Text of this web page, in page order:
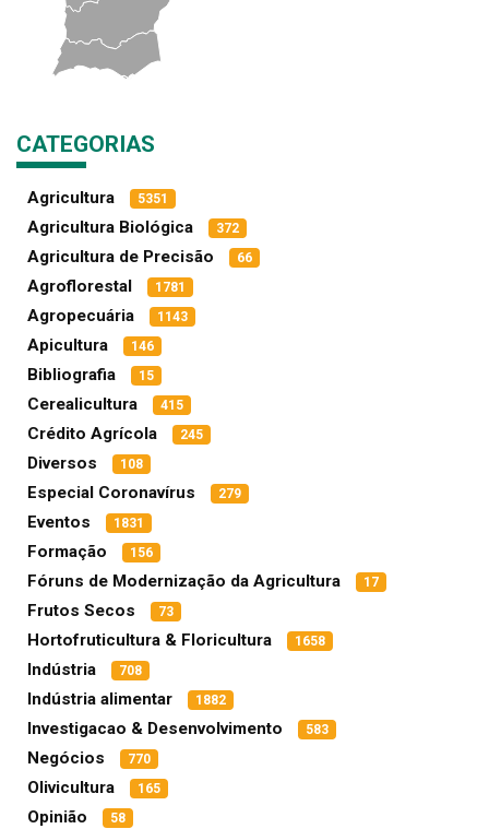
CATEGORIAS
Agricultura 5351
Agricultura Biológica 372
Agricultura de Precisão 66
Agroflorestal 1781
Agropecuária 1143
Apicultura 146
Bibliografia 15
Cerealicultura 415
Crédito Agrícola 245
Diversos 108
Especial Coronavírus 279
Eventos 1831
Formação 156
Fóruns de Modernização da Agricultura 17
Frutos Secos 73
Hortofruticultura & Floricultura 1658
Indústria 708
Indústria alimentar 1882
Investigacao & Desenvolvimento 583
Negócios 770
Olivicultura 165
Opinião 58